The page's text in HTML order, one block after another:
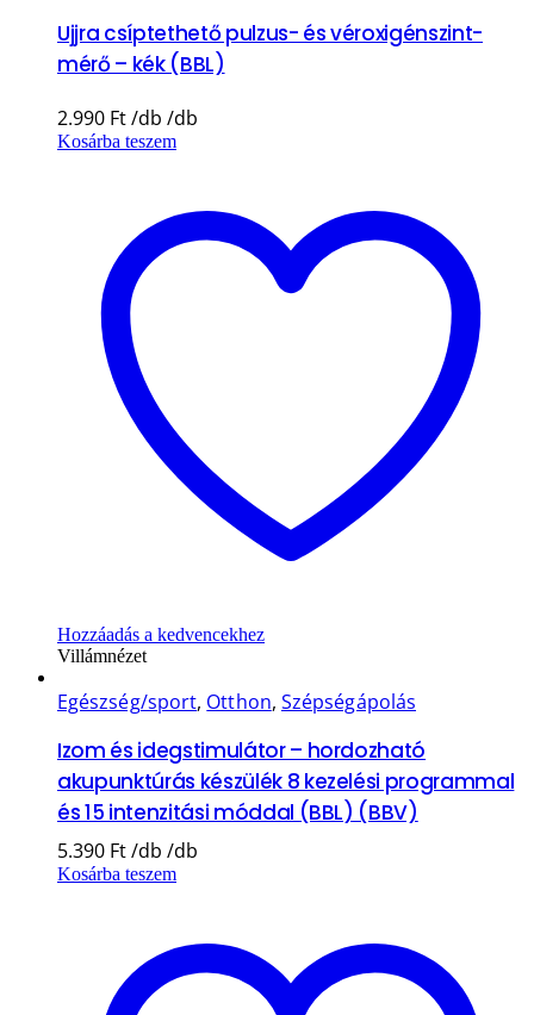
Ujjra csíptethető pulzus- és véroxigénszint-
mérő – kék (BBL)
2.990 Ft
Kosárba teszem
Hozzáadás a kedvencekhez
Villámnézet
Egészség/sport, Otthon, Szépségápolás
Izom és idegstimulátor – hordozható
akupunktúrás készülék 8 kezelési programmal
és 15 intenzitási móddal (BBL) (BBV)
5.390 Ft
Kosárba teszem